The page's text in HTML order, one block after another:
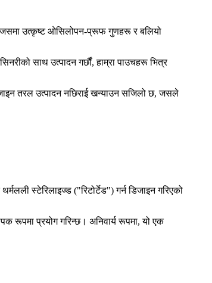
उत्कृष्ट ओसिलोपन-प्रूफ गुणहरू र बलियो
साथ उत्पादन गर्छौं, हाम्रा पाउचहरू भित्र
तरल उत्पादन नछिराई खन्याउन सजिलो छ, जसले
स्टेरिलाइज्ड ("रिटोर्टेड") गर्न डिजाइन गरिएको
रूपमा प्रयोग गरिन्छ। अनिवार्य रूपमा, यो एक